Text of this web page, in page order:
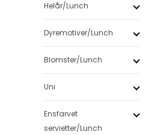
Helår/Lunch
Dyremotiver/Lunch
Blomster/Lunch
Uni
Ensfarvet
servietter/Lunch